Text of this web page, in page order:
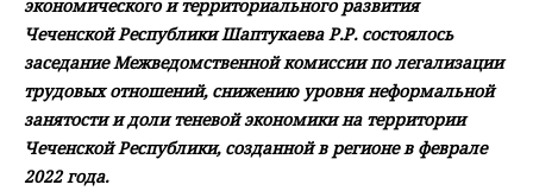
экономического и территориального развития
Чеченской Республики Шаптукаева Р.Р. состоялось
заседание Межведомственной комиссии по легализации
трудовых отношений, снижению уровня неформальной
занятости и доли теневой экономики на территории
Чеченской Республики, созданной в регионе в феврале
2022 года.